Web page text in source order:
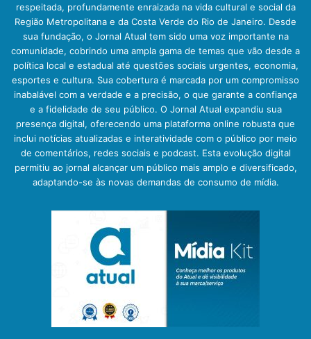
respeitada, profundamente enraizada na vida cultural e social da
Região Metropolitana e da Costa Verde do Rio de Janeiro. Desde
sua fundação, o Jornal Atual tem sido uma voz importante na
comunidade, cobrindo uma ampla gama de temas que vão desde a
política local e estadual até questões sociais urgentes, economia,
esportes e cultura. Sua cobertura é marcada por um compromisso
inabalável com a verdade e a precisão, o que garante a confiança
e a fidelidade de seu público. O Jornal Atual expandiu sua
presença digital, oferecendo uma plataforma online robusta que
inclui notícias atualizadas e interatividade com o público por meio
de comentários, redes sociais e podcast. Esta evolução digital
permitiu ao jornal alcançar um público mais amplo e diversificado,
adaptando-se às novas demandas de consumo de mídia.